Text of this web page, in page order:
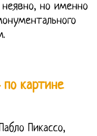
но именно
картине
Пикассо,